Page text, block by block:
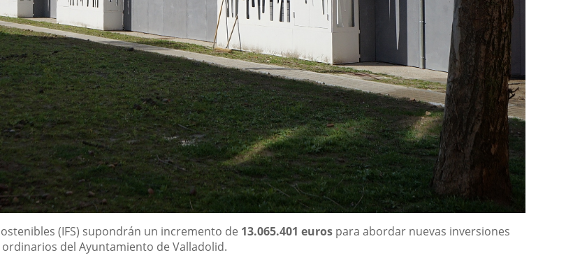
(IFS) supondrán un incremento de 13.065.401 euros para abordar nuevas inversiones
del Ayuntamiento de Valladolid.